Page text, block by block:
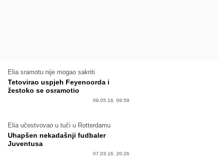
Elia sramotu nije mogao sakriti
Tetovirao uspjeh Feyenoorda i
žestoko se osramotio
09.05.16. 09:59
Elia učestvovao u tuči u Rotterdamu
Uhapšen nekadašnji fudbaler
Juventusa
07.03.16. 20:26